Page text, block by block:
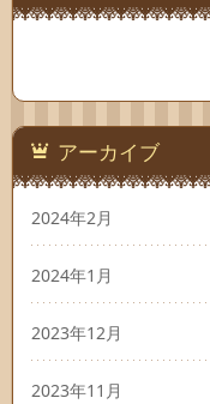
アーカイブ
2024年2月
2024年1月
2023年12月
2023年11月